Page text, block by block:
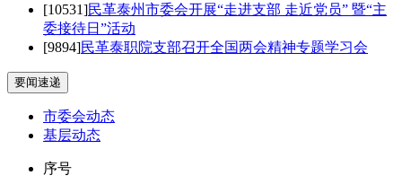
[10531]民革泰州市委会开展“走进支部 走近党员” 暨“主
委接待日”活动
[9894]民革泰职院支部召开全国两会精神专题学习会
要闻速递
市委会动态
基层动态
序号